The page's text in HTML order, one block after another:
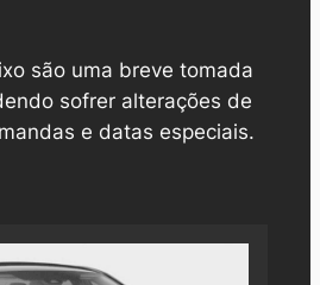
são uma breve tomada
sofrer alterações de
e datas especiais.